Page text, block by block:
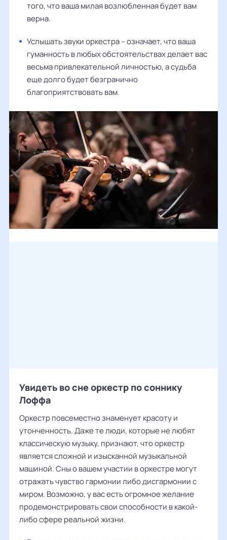
того, что ваша милая возлюбленная будет вам
верна.
Услышать звуки оркестра – означает, что ваша
гуманность в любых обстоятельствах делает вас
весьма привлекательной личностью, а судьба
еще долго будет безгранично
благоприятствовать вам.
Увидеть во сне оркестр по соннику
Лоффа
Оркестр повсеместно знаменует красоту и
утонченность. Даже те люди, которые не любят
классическую музыку, признают, что оркестр
является сложной и изысканной музыкальной
машиной. Сны о вашем участии в оркестре могут
отражать чувство гармонии либо дисгармонии с
миром. Возможно, у вас есть огромное желание
продемонстрировать свои способности в какой-
либо сфере реальной жизни.